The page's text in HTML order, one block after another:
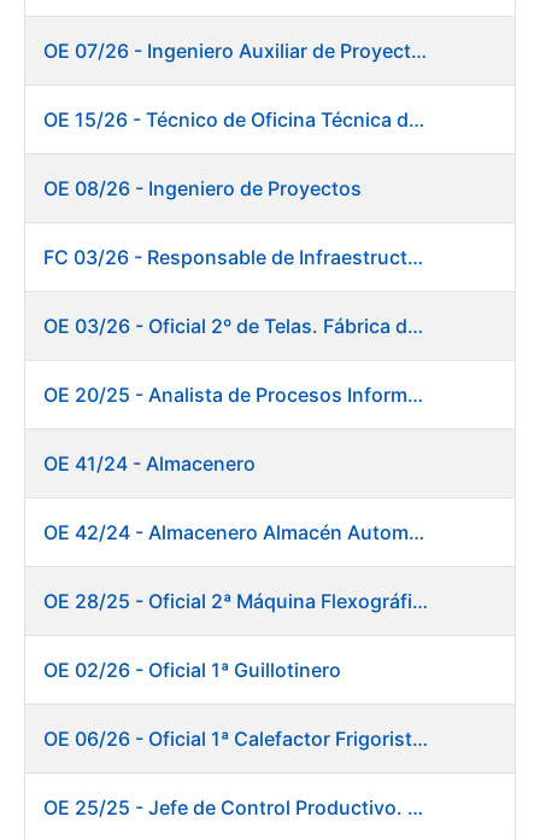
OE 07/26 - Ingeniero Auxiliar de Proyectos. Ceres
OE 15/26 - Técnico de Oficina Técnica de Producto. Fábrica de Papel
OE 08/26 - Ingeniero de Proyectos
FC 03/26 - Responsable de Infraestructuras de TI
OE 03/26 - Oficial 2º de Telas. Fábrica de Papel
OE 20/25 - Analista de Procesos Informáticos
OE 41/24 - Almacenero
OE 42/24 - Almacenero Almacén Automático
OE 28/25 - Oficial 2ª Máquina Flexográfica y Finalizado
OE 02/26 - Oficial 1ª Guillotinero
OE 06/26 - Oficial 1ª Calefactor Frigorista. Fábrica de Papel
OE 25/25 - Jefe de Control Productivo. Fábrica de Papel